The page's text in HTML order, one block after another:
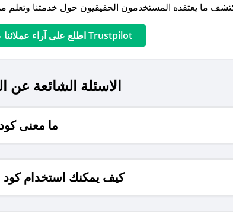
اطلع على آراء عملائنا على Trustpilot
الاسئلة الشائعة عن
ما معنى
كيف يمكنك استخدام